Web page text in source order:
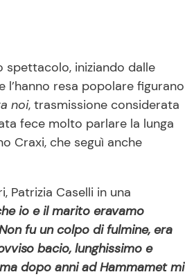
spettacolo, iniziando dalle
resa popolare figurano
noi, trasmissione considerata
fece molto parlare la lunga
Craxi, che seguì anche
Patrizia Caselli in una
io e il marito eravamo
fu un colpo di fulmine, era
bacio, lunghissimo e
dopo anni ad Hammamet mi